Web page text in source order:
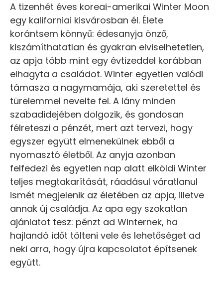
A tizenhét éves koreai-amerikai Winter Moon
egy kaliforniai kisvárosban él. Élete
korántsem könnyű: édesanyja önző,
kiszámíthatatlan és gyakran elviselhetetlen,
az apja több mint egy évtizeddel korábban
elhagyta a családot. Winter egyetlen valódi
támasza a nagymamája, aki szeretettel és
türelemmel nevelte fel. A lány minden
szabadidejében dolgozik, és gondosan
félreteszi a pénzét, mert azt tervezi, hogy
egyszer együtt elmenekülnek ebből a
nyomasztó életből. Az anyja azonban
felfedezi és egyetlen nap alatt elköldi Winter
teljes megtakarítását, ráadásul váratlanul
ismét megjelenik az életében az apja, illetve
annak új családja. Az apa egy szokatlan
ajánlatot tesz: pénzt ad Winternek, ha
hajlandó időt tölteni vele és lehetőséget ad
neki arra, hogy újra kapcsolatot építsenek
együtt.